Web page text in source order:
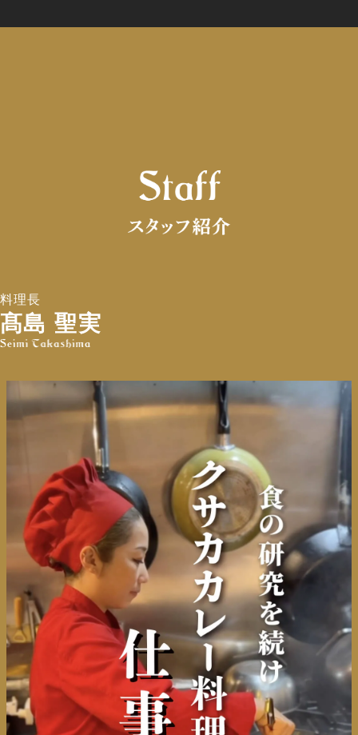
料理長
髙島 聖実